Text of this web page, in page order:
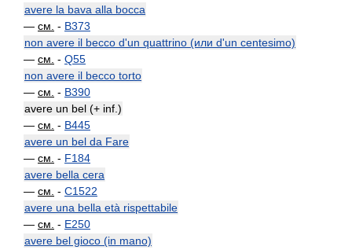
avere la bava alla bocca
— см. - B373
non avere il becco d'un quattrino (или d'un centesimo)
— см. - Q55
non avere il becco torto
— см. - B390
avere un bel (+ inf.)
— см. - B445
avere un bel da Fare
— см. - F184
avere bella cera
— см. - C1522
avere una bella età rispettabile
— см. - E250
avere bel gioco (in mano)